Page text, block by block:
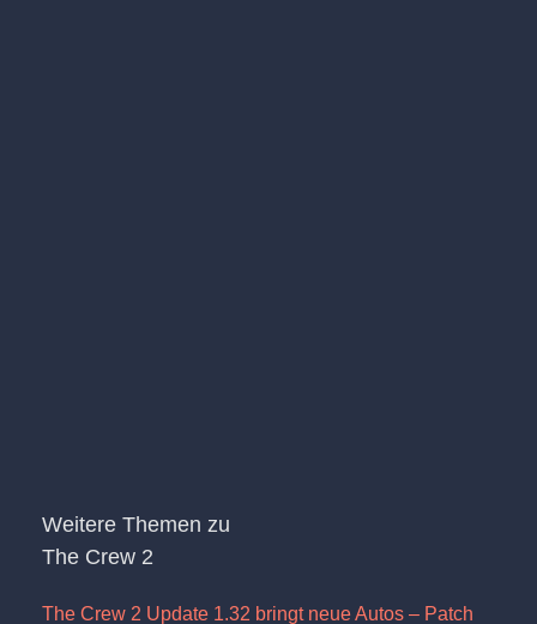
Weitere Themen zu
The Crew 2
The Crew 2 Update 1.32 bringt neue Autos – Patch